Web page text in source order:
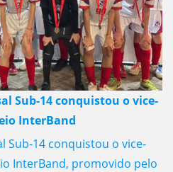
Sub-14 conquistou o vice-
InterBand
Sub-14 conquistou o vice-
InterBand, promovido pelo